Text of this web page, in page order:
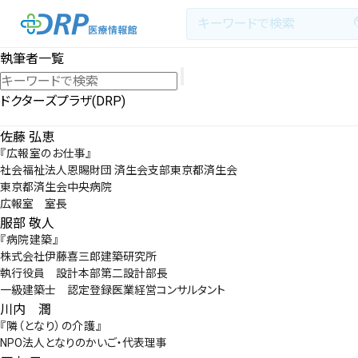
栄養健康レシピ
健康川柳
DRP医療情報館とは?
執筆者一覧
ドクターズプラザ(DRP)
佐藤 弘恵
『広報室のお仕事』
社会福祉法人恩賜財団 済生会支部東京都済生会
東京都済生会中央病院
広報室 室長
服部 敬人
『病院建築』
株式会社伊藤喜三郎建築研究所
執行役員 設計本部第二設計部長
一級建築士 認定登録医業経営コンサルタント
川内 潤
『隣（となり）の介護』
NPO法人となりのかいご・代表理事